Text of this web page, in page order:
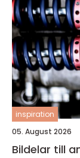
inspiration
05. August 2026
Bildelar till